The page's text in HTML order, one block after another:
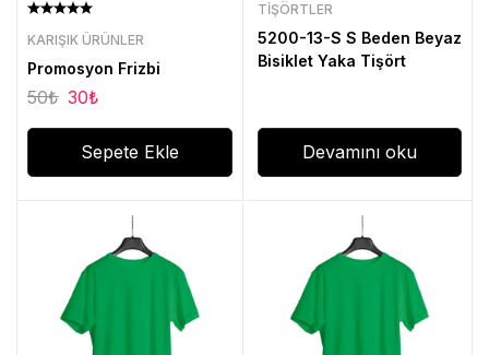
KARIŞIK ÜRÜNLER
Promosyon Frizbi
50₺ 30₺
Sepete Ekle
TIŞÖRTLER
5200-13-S S Beden Beyaz
Bisiklet Yaka Tişört
Devamını oku